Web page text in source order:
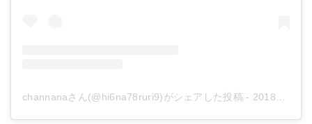
channanaさん(@hi6na78ruri9)がシェアした投稿 - 2018年 7月月17日午前7時28分PDT